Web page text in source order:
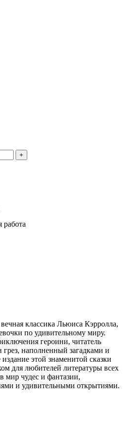
+
работа
классика Льюиса Кэрролла,
по удивительному миру.
героини, читатель
грез, наполненный загадками и
этой знаменитой сказки
для любителей литературы всех
мир чудес и фантазии,
и удивительными открытиями.